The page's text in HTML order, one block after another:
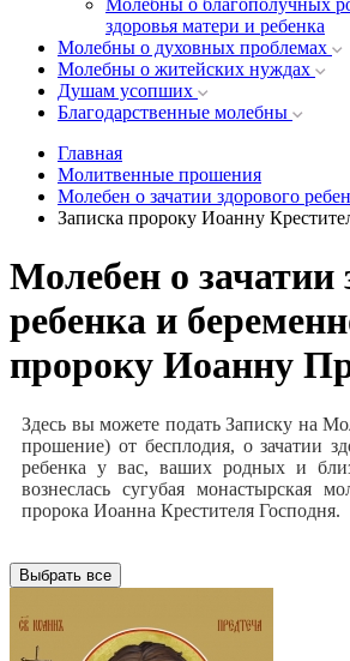
Молебны о благополучных
здоровья матери и ребенка
Молебны о духовных проблемах
Молебны о житейских нуждах
Душам усопших
Благодарственные молебны
Главная
Молитвенные прошения
Молебен о зачатии здорового
Записка пророку Иоанну
Молебен о зачатии
ребенка и
пророку Иоанну
Здесь вы можете подать Записку на
прошение) от бесплодия, о зачатии
ребенка у вас, ваших родных и
вознеслась сугубая монастырская
пророка Иоанна Крестителя Господня.
Выбрать все